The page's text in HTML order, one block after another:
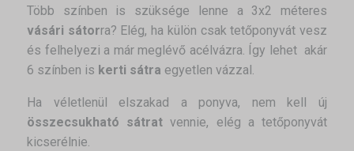
Több színben is szüksége lenne a 3x2 méteres
vásári sátorra? Elég, ha külön csak tetőponyvát vesz
és felhelyezi a már meglévő acélvázra. Így lehet akár
6 színben is kerti sátra egyetlen vázzal.
Ha véletlenül elszakad a ponyva, nem kell új
összecsukható sátrat vennie, elég a tetőponyvát
kicserélnie.